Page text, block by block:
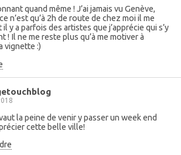
quand même ! J’ai jamais vu Genève,
n’est qu’à 2h de route de chez moi il me
y a parfois des artistes que j’apprécie qui s’y
! Il ne me reste plus qu’à me motiver à
vignette :)
la peine de venir y passer un week end
cette belle ville!